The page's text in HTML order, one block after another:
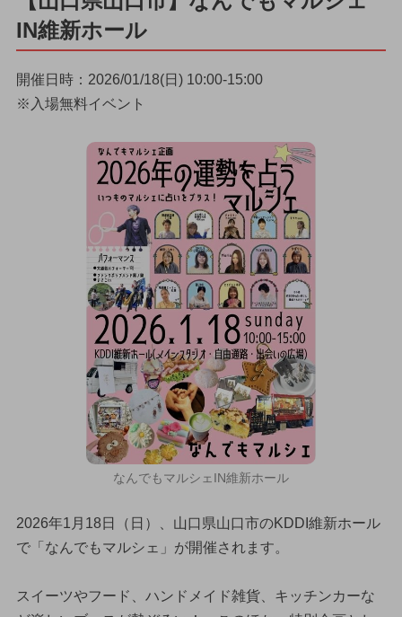
IN維新ホール
開催日時：2026/01/18(日) 10:00-15:00
※入場無料イベント
なんでもマルシェIN維新ホール
2026年1月18日（日）、山口県山口市のKDDI維新ホール
で「なんでもマルシェ」が開催されます。
スイーツやフード、ハンドメイド雑貨、キッチンカーな